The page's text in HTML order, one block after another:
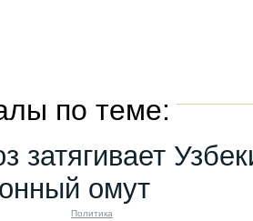
по теме:
затягивает
омут
Политика